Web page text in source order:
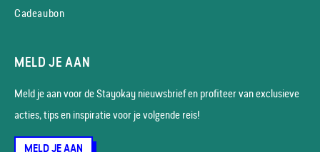
Cadeaubon
MELD JE AAN
Meld je aan voor de Stayokay nieuws­brief en profiteer van exclusieve
acties, tips en inspiratie voor je volgende reis!
MELD JE AAN